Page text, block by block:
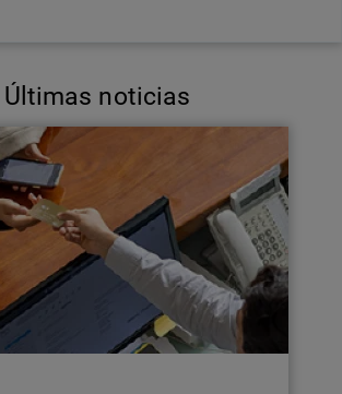
Últimas noticias